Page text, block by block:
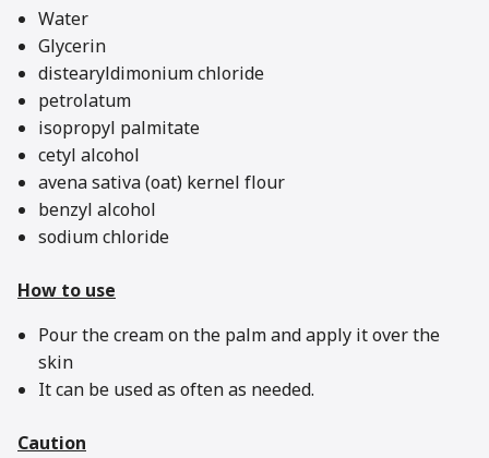
Water
Glycerin
distearyldimonium chloride
petrolatum
isopropyl palmitate
cetyl alcohol
avena sativa (oat) kernel flour
benzyl alcohol
sodium chloride
How to use
Pour the cream on the palm and apply it over the
skin
It can be used as often as needed.
Caution